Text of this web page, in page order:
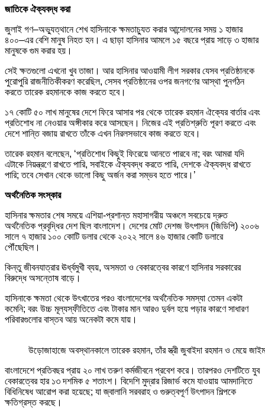
জাতিকে ঐক্যবদ্ধ করা
জুলাই গণ–অভ্যুত্থানে শেখ হাসিনাকে ক্ষমতাচ্যুত করার আন্দোলনের সময় ১ হাজার
৪০০–এর বেশি মানুষ নিহত হন। এ ছাড়া হাসিনার আমলে ১৫ বছরে প্রায় সাড়ে ৩ হাজার
মানুষকে গুম করার হয়।
সেই ক্ষতগুলো এখনো খুব তাজা। আর হাসিনার আওয়ামী লীগ সরকার যেসব প্রতিষ্ঠানকে
পুরোপুরি রাজনীতিকীকরণ করেছিল, সেসব প্রতিষ্ঠানের ওপর জনগণের আস্থা পুনর্গঠন
করতে তারেক রহমানকে কাজ করতে হবে।
১৭ কোটি ৫০ লাখ মানুষের দেশে ফিরে আসার পর থেকে তারেক রহমান ঐক্যের বার্তার এবং
প্রতিশোধ না নেওয়ার অঙ্গীকার করে আসছেন। নিজের এই প্রতিশ্রুতি পূরণ করতে এবং
দেশে শান্তি বজায় রাখতে তাঁকে এখন নিরলসভাবে কাজ করতে হবে।
তারেক রহমান বলেছেন, ‘প্রতিশোধ কিছুই ফিরেয়ে আনতে পারবে না; বরং আমরা যদি
এটাকে নিয়ন্ত্রণে রাখতে পারি, সবাইকে ঐক্যবদ্ধ করতে পারি, দেশকে ঐক্যবদ্ধ রাখতে
পারি; তবে সেখান থেকে ভালো কিছু অর্জন করা সম্ভব হতে পারে।’
অর্থনৈতিক সংস্কার
হাসিনার ক্ষমতার শেষ সময়ে এশিয়া-প্রশান্ত মহাসাগরীয় অঞ্চলে সবচেয়ে দ্রুত
অর্থনৈতিক প্রবৃদ্ধির দেশ ছিল বাংলাদেশ। দেশের মোট দেশজ উৎপাদন (জিডিপি) ২০০৬
সালে ৭ হাজার ১০০ কোটি ডলার থেকে ২০২২ সালে ৪৬ হাজার কোটি ডলারে
পৌঁছেছিল।
কিন্তু জীবনযাত্রার ঊর্ধ্বমুখী ব্যয়, অসমতা ও বেকারত্বের কারণে হাসিনার সরকারের
বিরুদ্ধে অসন্তোষ বাড়ে।
হাসিনাকে ক্ষমতা থেকে উৎখাতের পরও বাংলাদেশের অর্থনৈতিক সমস্যা তেমন একটা
কমেনি; বরং উচ্চ মূল্যস্ফীতিতে এবং টাকার মান আরও দুর্বল হয়ে পড়ার কারণে সাধারণ
পরিবারগুলোর বাস্তব আয় অনেকটা কমে যায়।
উড়োজাহাজে অবস্থানকালে তারেক রহমান, তাঁর স্ত্রী জুবাইদা রহমান ও মেয়ে
বাংলাদেশে প্রতিবছর প্রায় ২০ লাখ তরুণ কর্মজীবনে প্রবেশ করে। তারপরও দেশটিতে যুব
বেকারত্বের হার ১৩ দশমিক ৫ শতাংশ। বিদেশি মুদ্রার রিজার্ভ কমে যাওয়ায় আমদানিতে
বিধিনিষেধ আরোপ করা হয়েছে; যা জ্বালানি সরবরাহ ও গুরুত্বপূর্ণ উৎপাদন শিল্পকে
ক্ষতিগ্রস্ত করছে।